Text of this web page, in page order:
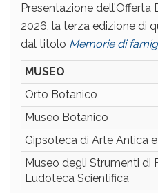
Presentazione dell’Offerta
2026, la terza edizione di
dal titolo Memorie di
MUSEO
Orto Botanico
Museo Botanico
Gipsoteca di Arte Antica
Museo degli Strumenti di
Ludoteca Scientifica